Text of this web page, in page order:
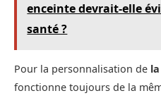
enceinte devrait-elle
santé ?
Pour la personnalisation de
fonctionne toujours de la